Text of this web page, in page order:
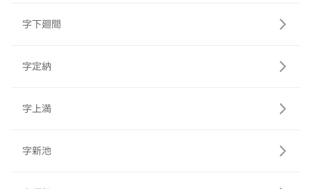
字下廻間
字定納
字上満
字新池